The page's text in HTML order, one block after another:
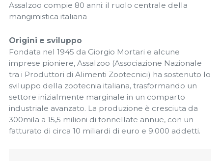
Assalzoo compie 80 anni: il ruolo centrale della
mangimistica italiana
Origini e sviluppo
Fondata nel 1945 da Giorgio Mortari e alcune
imprese pioniere, Assalzoo (Associazione Nazionale
tra i Produttori di Alimenti Zootecnici) ha sostenuto lo
sviluppo della zootecnia italiana, trasformando un
settore inizialmente marginale in un comparto
industriale avanzato. La produzione è cresciuta da
300mila a 15,5 milioni di tonnellate annue, con un
fatturato di circa 10 miliardi di euro e 9.000 addetti.